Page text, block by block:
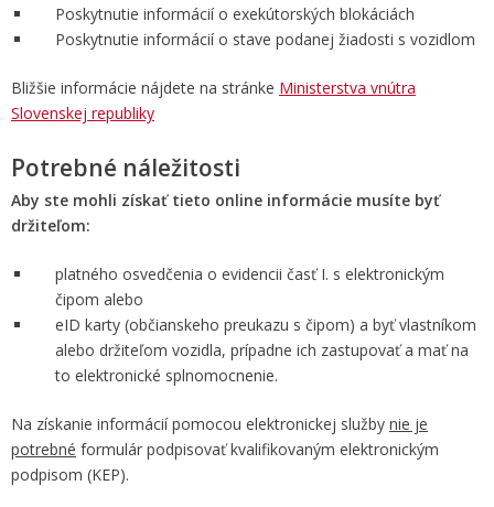
Poskytnutie informácií o exekútorských blokáciách
Poskytnutie informácií o stave podanej žiadosti s vozidlom
Bližšie informácie nájdete na stránke Ministerstva vnútra
Slovenskej republiky
Potrebné náležitosti
Aby ste mohli získať tieto online informácie musíte byť
držiteľom:
platného osvedčenia o evidencii časť I. s elektronickým
čipom alebo
eID karty (občianskeho preukazu s čipom) a byť vlastníkom
alebo držiteľom vozidla, prípadne ich zastupovať a mať na
to elektronické splnomocnenie.
Na získanie informácií pomocou elektronickej služby nie je
potrebné formulár podpisovať kvalifikovaným elektronickým
podpisom (KEP).